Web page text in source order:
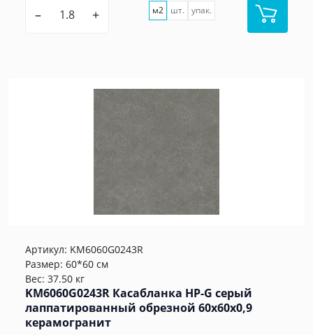
– + м2 шт. упак.
Артикул: KM6060G0243R
Размер: 60*60 см
Вес: 37.50 кг
KM6060G0243R Касабланка HP-G серый
лаппатированный обрезной 60x60x0,9
керамогранит